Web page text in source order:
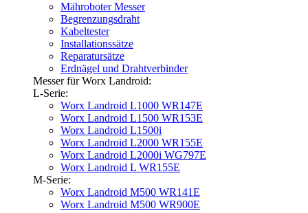
Mähroboter Messer
Begrenzungsdraht
Kabeltester
Installationssätze
Reparatursätze
Erdnägel und Drahtverbinder
Messer für Worx Landroid:
L-Serie:
Worx Landroid L1000 WR147E
Worx Landroid L1500 WR153E
Worx Landroid L1500i
Worx Landroid L2000 WR155E
Worx Landroid L2000i WG797E
Worx Landroid L WR155E
M-Serie:
Worx Landroid M500 WR141E
Worx Landroid M500 WR900E